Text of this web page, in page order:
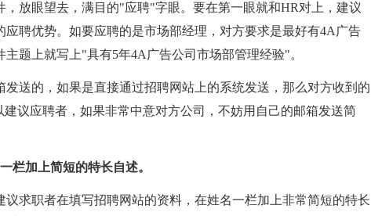
，放眼望去，满目的"应聘"字眼。要在第一眼就和HR对上，建议
聘优势。如要应聘的是市场部经理，对方要求是最好有4A广告
题上就写上"具有5年4A广告公司市场部管理经验"。
发送的，如果是直接通过招聘网站上的系统发送，那么对方收到的
议应聘者，如果非常中意对方公司，不妨用自己的邮箱发送简
栏加上简短的特长自述。
求职者在填写招聘网站的资料，在姓名一栏加上非常简短的特长